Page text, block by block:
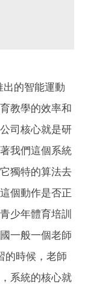
的智能運動
教學的效率和
司核心就是研
我們這個系統
獨特的算法去
個動作是否正
少年體育培訓
一般一個老師
的時候，老師
系統的核心就